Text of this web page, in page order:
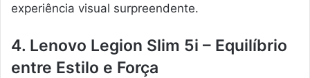
experiência visual surpreendente.
4. Lenovo Legion Slim 5i – Equilíbrio
entre Estilo e Força